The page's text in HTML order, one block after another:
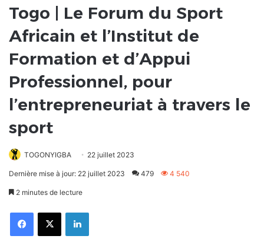
Togo | Le Forum du Sport
Africain et l’Institut de
Formation et d’Appui
Professionnel, pour
l’entrepreneuriat à travers le
sport
TOGONYIGBA 22 juillet 2023
Dernière mise à jour: 22 juillet 2023 479 4 540
2 minutes de lecture
FacebookX Linkedin